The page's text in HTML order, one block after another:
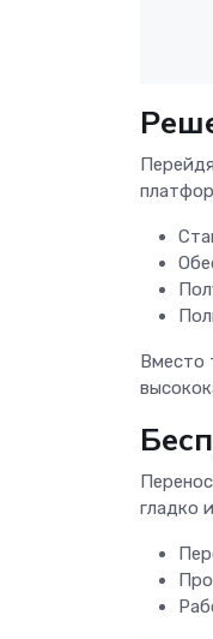
Вместо
гладко